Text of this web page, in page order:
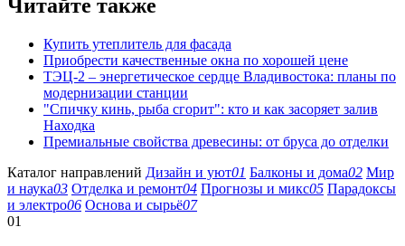
Читайте также
Купить утеплитель для фасада
Приобрести качественные окна по хорошей цене
ТЭЦ-2 – энергетическое сердце Владивостока: планы по
модернизации станции
"Спичку кинь, рыба сгорит": кто и как засоряет залив
Находка
Премиальные свойства древесины: от бруса до отделки
Каталог направлений Дизайн и уют01 Балконы и дома02 Мир
и наука03 Отделка и ремонт04 Прогнозы и микс05 Парадоксы
и электро06 Основа и сырьё07
01